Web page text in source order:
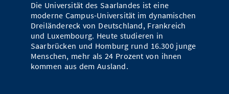
Die Universität des Saarlandes ist eine
moderne Campus-Universität im dynamischen
Dreiländereck von Deutschland, Frankreich
und Luxembourg. Heute studieren in
Saarbrücken und Homburg rund 16.300 junge
Menschen, mehr als 24 Prozent von ihnen
kommen aus dem Ausland.